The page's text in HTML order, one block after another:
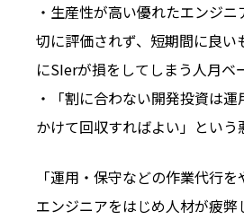
・生産性が高い優れたエンジ
切に評価されず、短期間に良い
にSIerが損をしてしまう人月ベ
・「割に合わない開発投資は
かけて回収すればよい」という悪
「運用・保守などの作業代行
エンジニアをはじめ人材が疲弊